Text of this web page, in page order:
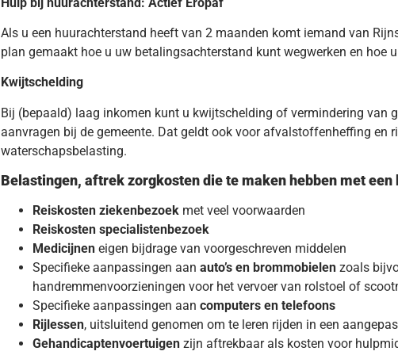
Als u een huurachterstand heeft van 2 maanden komt iemand van
plan gemaakt hoe u uw betalingsachterstand kunt wegwerken en hoe
Kwijtschelding
Bij (bepaald) laag inkomen kunt u kwijtschelding of vermindering van
aanvragen bij de gemeente. Dat geldt ook voor afvalstoffenheffing en
waterschapsbelasting.
Belastingen, aftrek zorgkosten die te maken hebben met een
Reiskosten ziekenbezoek met veel voorwaarden
Reiskosten specialistenbezoek
Medicijneneigen bijdrage van voorgeschreven middelen
Specifieke aanpassingen aan auto’s en brommobielen zoals
handremmenvoorzieningen voor het vervoer van rolstoel of
Specifieke aanpassingen aan computers en telefoons
Rijlessen, uitsluitend genomen om te leren rijden in een
Gehandicaptenvoertuigen zijn aftrekbaar als kosten voor